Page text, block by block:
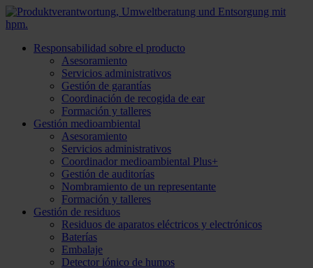
Responsabilidad sobre el producto
Asesoramiento
Servicios administrativos
Gestión de garantías
Coordinación de recogida de ear
Formación y talleres
Gestión medioambiental
Asesoramiento
Servicios administrativos
Coordinador medioambiental Plus+
Gestión de auditorías
Nombramiento de un representante
Formación y talleres
Gestión de residuos
Residuos de aparatos eléctricos y electrónicos
Baterías
Embalaje
Detector iónico de humos